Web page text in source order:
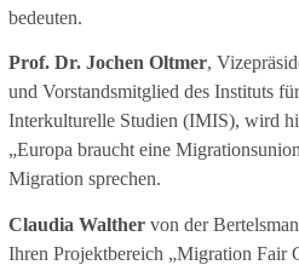
bedeuten.
Prof. Dr. Jochen Oltmer,
und Vorstandsmitglied des Instituts
Interkulturelle Studien (IMIS), wird
„Europa braucht eine
Migration sprechen.
Claudia Walthervon der
Ihren Projektbereich „Migration Fair